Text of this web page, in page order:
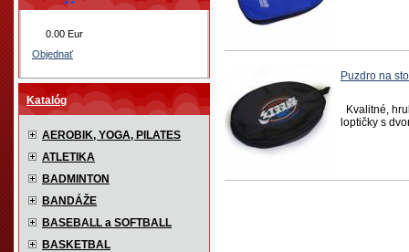
0.00 Eur
Objednať
Katalóg
AEROBIK, YOGA, PILATES
ATLETIKA
BADMINTON
BANDÁŽE
BASEBALL a SOFTBALL
BASKETBAL
Puzdro na
Kvalitné,
loptičky s